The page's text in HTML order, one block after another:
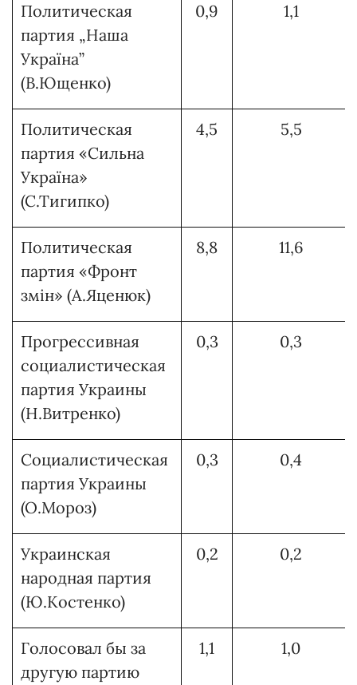
Политическая
партия „Наша
Україна”
(В.Ющенко)
0,9 1,1
Политическая
партия «Сильна
Україна»
(С.Тигипко)
4,5 5,5
Политическая
партия «Фронт
змін» (А.Яценюк)
8,8 11,6
Прогрессивная
социалистическая
партия Украины
(Н.Витренко)
0,3 0,3
Социалистическая
партия Украины
(О.Мороз)
0,3 0,4
Украинская
народная партия
(Ю.Костенко)
0,2 0,2
Голосовал бы за
другую партию
1,1 1,0